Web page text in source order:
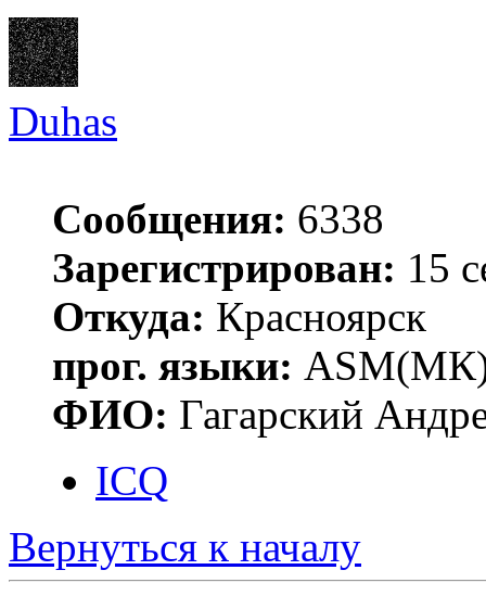
Duhas
Сообщения: 6338
Зарегистрирован: 15
Откуда: Красноярск
прог. языки:
ФИО: Гагарский
ICQ
Вернуться к началу